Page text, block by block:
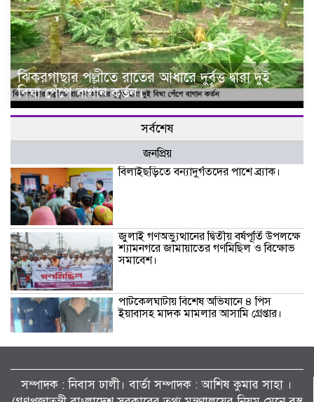
ঝিকরগাছার পল্লীতে রাতের আধারে দুর্বৃত্ত দ্বারা দুই
বিঘা পেঁপে বাগান কর্তন।
সর্বশেষ
জনপ্রিয়
বিলাইছড়িতে বন্যাদুর্গতদের পাশে ব্র্যাক।
জুলাই গণঅভ্যুত্থানের দ্বিতীয় বর্ষপূর্তি উপলক্ষে
শ্যামনগরে জামায়াতের গণমিছিল ও বিক্ষোভ
সমাবেশ।
পাটকেলঘাটায় বিশেষ অভিযানে ৪ পিস
ইয়াবাসহ মাদক মামলার আসামি গ্রেপ্তার।
তালায় জামায়াতের বিশাল গণমিছিল, ‘জুলাই
সনদ’ দ্রুত বাস্তবায়নের দাবি।
সম্পাদক : নিবাস ঢালী। বার্তা সম্পাদক : আশিষ কুমাৱ সাহা ।